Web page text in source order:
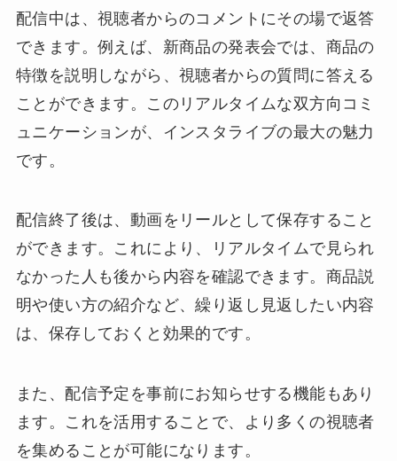
配信中は、視聴者からのコメントにその場で返答
できます。例えば、新商品の発表会では、商品の
特徴を説明しながら、視聴者からの質問に答える
ことができます。このリアルタイムな双方向コミ
ュニケーションが、インスタライブの最大の魅力
です。
配信終了後は、動画をリールとして保存すること
ができます。これにより、リアルタイムで見られ
なかった人も後から内容を確認できます。商品説
明や使い方の紹介など、繰り返し見返したい内容
は、保存しておくと効果的です。
また、配信予定を事前にお知らせする機能もあり
ます。これを活用することで、より多くの視聴者
を集めることが可能になります。